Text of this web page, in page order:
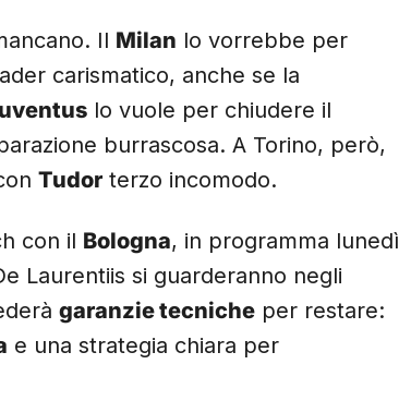
Il Milan lo vorrebbe per
carismatico, anche se la
lo vuole per chiudere il
burrascosa. A Torino, però,
Tudor terzo incomodo.
con il Bologna, in programma lunedì
Laurentiis si guarderanno negli
garanzie tecniche per restare:
e una strategia chiara per